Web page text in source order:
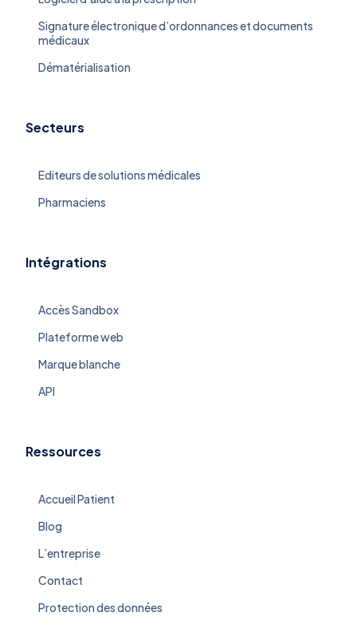
Signature électronique d’ordonnances et documents
médicaux
Dématérialisation
Secteurs
Editeurs de solutions médicales
Pharmaciens
Intégrations
Accès Sandbox
Plateforme web
Marque blanche
API
Ressources
Accueil Patient
Blog
L’entreprise
Contact
Protection des données